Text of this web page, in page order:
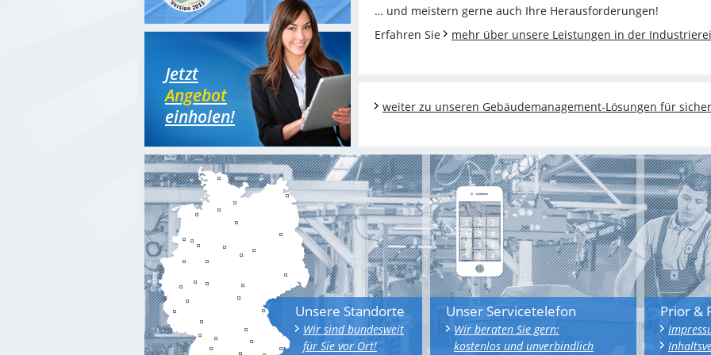
… und meistern gerne auch Ihre Herausforderungen!
Erfahren Sie
mehr über unsere Leistungen in der
weiter zu unseren Gebäudemanagement-Lösungen für
Jetzt
Angebot
einholen!
Unsere Standorte
Wir sind bundesweit
für Sie vor Ort!
Unser Servicetelefon
Wir beraten Sie gern:
kostenlos und unverbindlich
Prior &